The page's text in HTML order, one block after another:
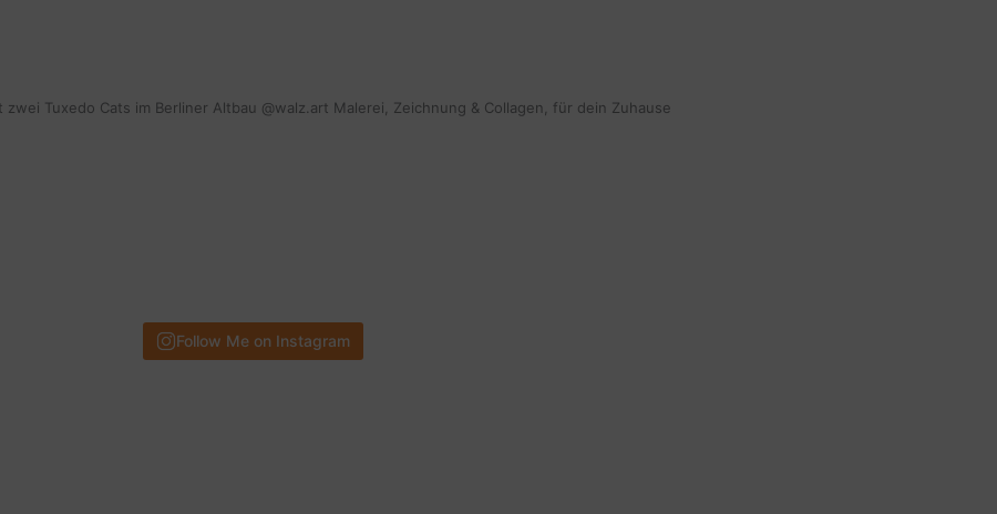
zwei Tuxedo Cats im Berliner Altbau @walz.art Malerei, Zeichnung & Collagen, für dein Zuhause
Follow Me on Instagram